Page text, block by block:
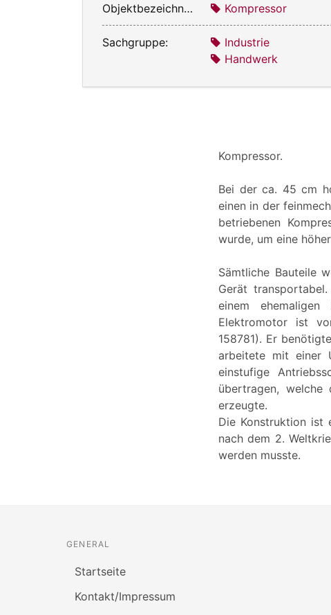
Objektbezeichnung: Kompressor
Sachgruppe:
Industrie
Handwerk
Kompressor.
Bei der ca. 45 cm
einen in der
betriebenen
wurde, um eine
Sämtliche Bauteile
Gerät
einem
Elektromotor ist
158781). Er
arbeitete mit einer
einstufige
übertragen,
erzeugte.
Die Konstruktion ist
nach dem 2.
werden musste.
GENERAL
Startseite
Kontakt/Impressum